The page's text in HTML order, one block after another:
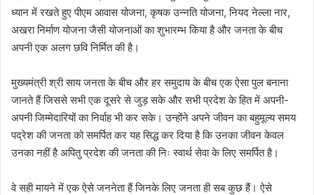
ध्यान में रखते हुए पीएम आवास योजना, कृषक उन्नति योजना, नियद नेल्ला नार,
अखरा निर्माण योजना जैसी योजनाओं का शुभारम्भ किया है और जनता के बीच
अपनी एक अलग छवि निर्मित की है।
मुख्यमंत्री श्री साय जनता के बीच और हर समुदाय के बीच एक ऐसा पुल बनाना
जानते हैं जिससे सभी एक दूसरे से जुड़ सके और सभी प्रदेश के हित में अपनी-
अपनी जिम्मेदारियों का निर्वाह भी कर सके। उन्होंने अपने जीवन का बहुमूल्य समय
पद्रेश की जनता को समर्पित कर यह सिद्ध कर दिया है कि उनका जीवन केवल
उनका नहीं है अपितु प्रदेश की जनता की निः स्वार्थ सेवा के लिए समर्पित है।
वे सही मायने में एक ऐसे जननेता हैं जिनके लिए जनता ही सब कुछ हैं। ऐसे